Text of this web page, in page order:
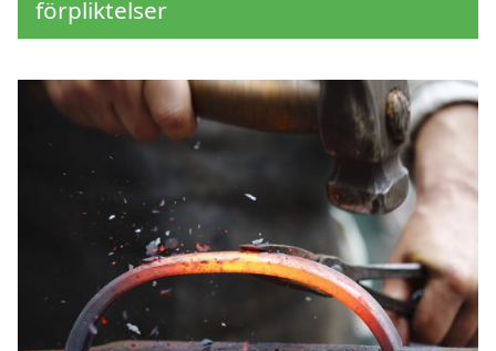
förpliktelser